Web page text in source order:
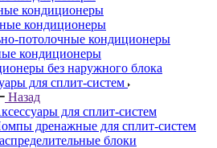
кондиционеры
кондиционеры
потолочные кондиционеры
кондиционеры
без наружного блока
для сплит-систем
Назад
для сплит-систем
дренажные для сплит-систем
блоки